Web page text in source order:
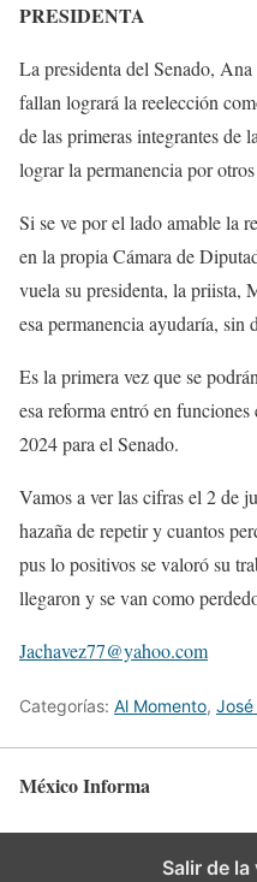
PRESIDENTA
La presidenta del Senado,
fallan logrará la reelección
de las primeras integrantes de
lograr la permanencia por otros
Si se ve por el lado amable la
en la propia Cámara de
vuela su presidenta, la priista,
esa permanencia ayudaría, sin
Es la primera vez que se
esa reforma entró en
2024 para el Senado.
Vamos a ver las cifras el 2 de
hazaña de repetir y cuantos
pus lo positivos se valoró su
llegaron y se van como
Jachavez77@yahoo.com
Categorías: Al Momento, José
México Informa
Salir de